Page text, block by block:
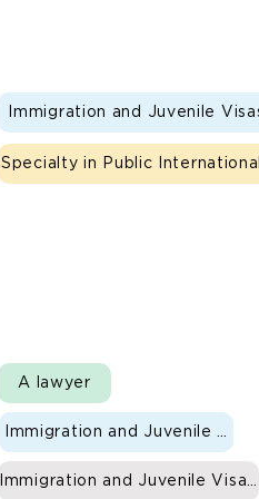
Immigration and Juvenile
Specialty in Public
A lawyer
Immigration and Juvenile
Immigration and Juvenile Visas